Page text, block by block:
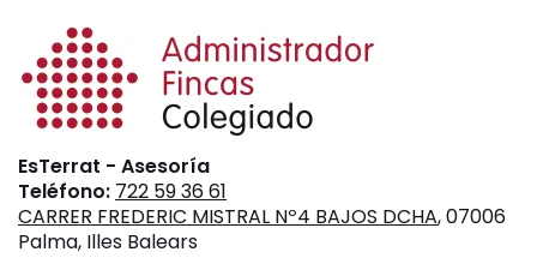
EsTerrat - Asesoría
Teléfono: 722 59 36 61
CARRER FREDERIC MISTRAL Nº4 BAJOS DCHA, 07006
Palma, Illes Balears